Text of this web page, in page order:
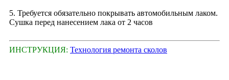
5. Требуется обязательно покрывать автомобильным лаком.
Сушка перед нанесением лака от 2 часов
ИНСТРУКЦИЯ: Технология ремонта сколов